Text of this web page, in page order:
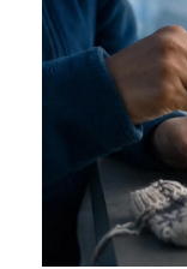
ไทย
ဗမာစာ
ភាសាខ្មែរ
Kiswahili
አማርኛ
Українська
O‘zbekcha